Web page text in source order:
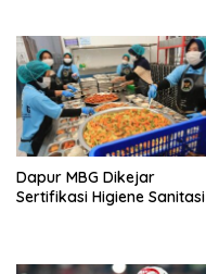
Dapur MBG Dikejar
Sertifikasi Higiene Sanitasi